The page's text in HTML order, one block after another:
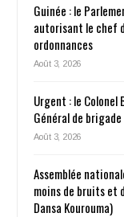
Guinée : le
autorisant le chef
ordonnances
Août 3, 2026
Urgent : le Colonel
Général de brigade
Août 3, 2026
Assemblée
moins de bruits et
Dansa Kourouma)